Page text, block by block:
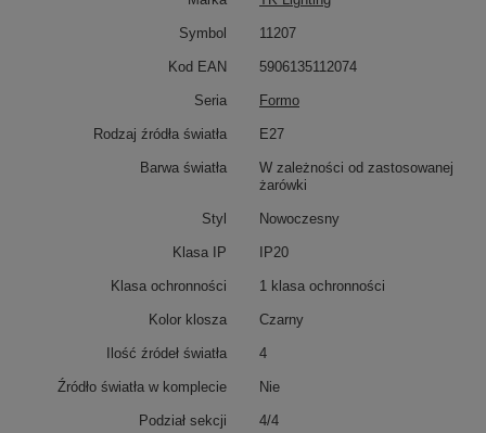
Symbol 11207
Kod EAN 5906135112074
Seria Formo
Rodzaj źródła światła E27
Barwa światła
W zależności od zastosowanej
żarówki
Styl Nowoczesny
Klasa IP IP20
Klasa ochronności 1 klasa ochronności
Kolor klosza Czarny
Ilość źródeł światła 4
Źródło światła w komplecie Nie
Podział sekcji 4/4